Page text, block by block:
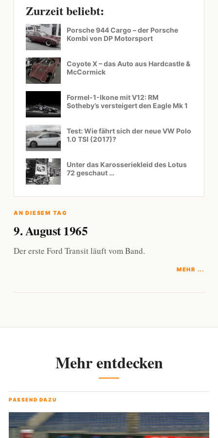
Zurzeit beliebt:
Porsche 944 Cargo – der Porsche
Kombi von DP Motorsport
Coyote X – das Auto aus Hardcastle &
McCormick
Formel-1-Ikone mit V12: RM
Sotheby’s versteigert den Eagle Mk 1
Test: Wie fährt sich der neue VW Polo
1.0 TSI (2017)?
Unter das Karosseriekleid des Lotus
72 geschaut …
AN DIESEM TAG
9. August 1965
Der erste Ford Transit läuft vom Band.
MEHR ...
Mehr entdecken
PASSEND DAZU